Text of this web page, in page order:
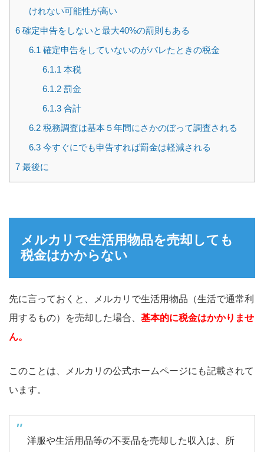
けれない可能性が高い
6 確定申告をしないと最大40%の罰則もある
6.1 確定申告をしていないのがバレたときの税金
6.1.1 本税
6.1.2罰金
6.1.3合計
6.2税務調査は基本５年間にさかのぼって調査される
6.3今すぐにでも申告すれば罰金は軽減される
7 最後に
メルカリで生活用物品を売却しても
税金はかからない
先に言っておくと、メルカリで生活用物品（生活で通常利
用するもの）を売却した場合、 基本的に税金はかかりませ
ん。
このことは、メルカリの公式ホームページにも記載されて
います。
洋服や生活用品等の不要品を売却した収入は、所